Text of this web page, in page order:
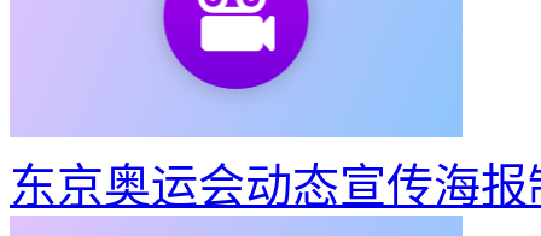
东京奥运会动态宣传海